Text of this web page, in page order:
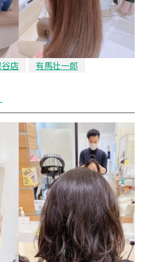
谷店 有馬壮一郎